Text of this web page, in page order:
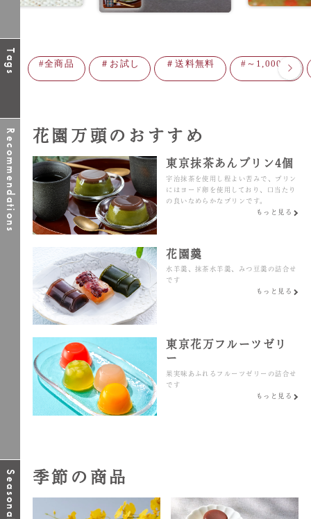
Tags #全商品 ＃お試し ＃送料無料 #～1,000円
Recommendations 花園万頭のおすすめ
東京抹茶あんプリン4個
宇治抹茶を使用し程よい苦みで、プリン
にはヨード卵を使用しており、口当たり
の良いなめらかなプリンです。
もっと見る
花園羹
水羊羹、抹茶水羊羹、みつ豆羹の詰合せ
です
もっと見る
東京花万フルーツゼリ
ー
果実味あふれるフルーツゼリーの詰合せ
です
もっと見る
Seasonal 季節の商品